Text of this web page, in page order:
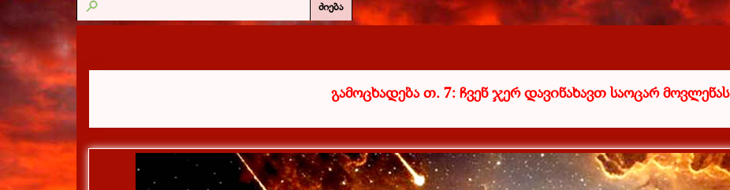
ძიება
გამოცხადება თ. 7: ჩვენ ჯერ დავინახავთ საოცარ მოვლენას